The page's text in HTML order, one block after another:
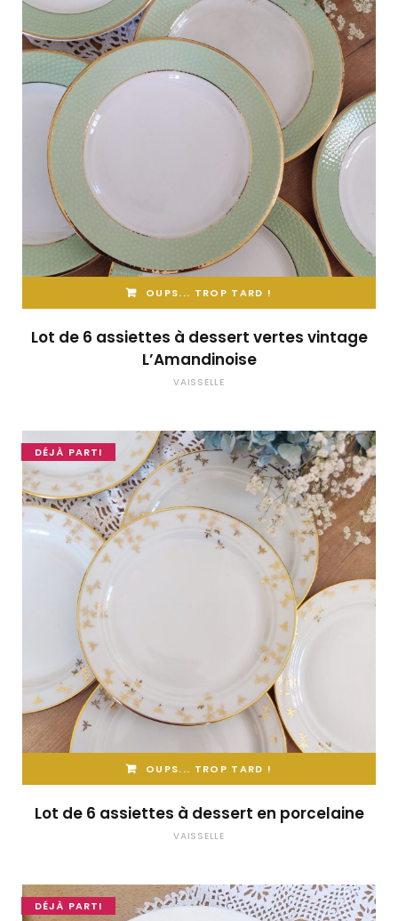
OUPS... TROP TARD !
Lot de 6 assiettes à dessert vertes vintage
L’Amandinoise
VAISSELLE
DÉJÀ PARTI
OUPS... TROP TARD !
Lot de 6 assiettes à dessert en porcelaine
VAISSELLE
DÉJÀ PARTI